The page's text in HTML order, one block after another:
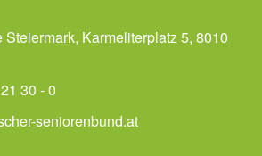
Steiermark, Karmeliterplatz 5, 8010
30 - 0
seniorenbund.at